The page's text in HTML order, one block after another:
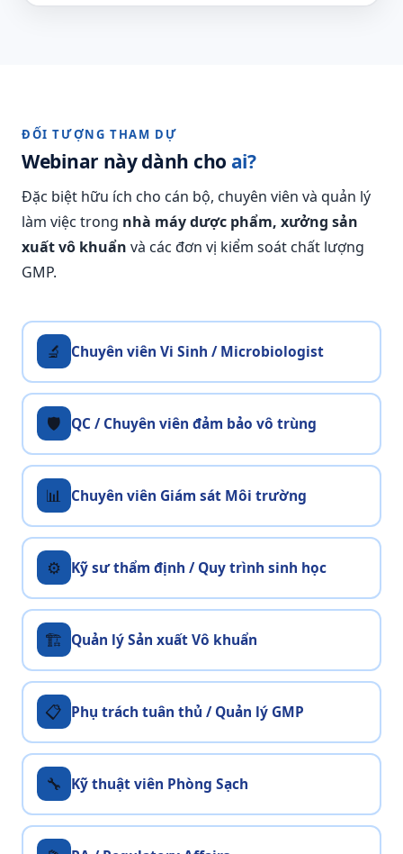
ĐỐI TƯỢNG THAM DỰ
Webinar này dành cho ai?
Đặc biệt hữu ích cho cán bộ, chuyên viên và quản lý
làm việc trong nhà máy dược phẩm, xưởng sản
xuất vô khuẩn và các đơn vị kiểm soát chất lượng
GMP.
🔬 Chuyên viên Vi Sinh / Microbiologist
🛡️ QC / Chuyên viên đảm bảo vô trùng
📊 Chuyên viên Giám sát Môi trường
⚙️ Kỹ sư thẩm định / Quy trình sinh học
🏗️ Quản lý Sản xuất Vô khuẩn
📋 Phụ trách tuân thủ / Quản lý GMP
🔧 Kỹ thuật viên Phòng Sạch